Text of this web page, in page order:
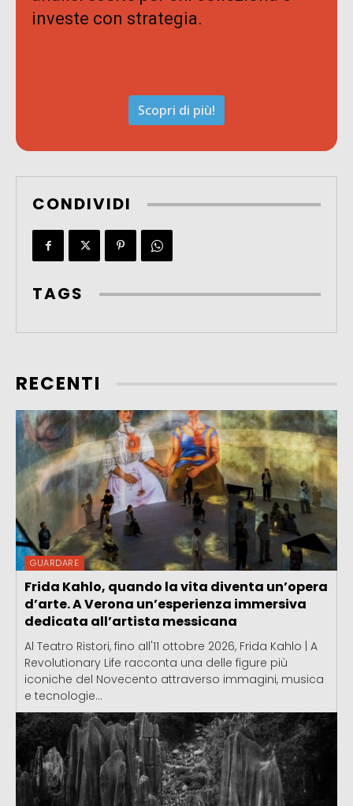
investe con strategia.
Scopri di più!
CONDIVIDI
TAGS
RECENTI
GUARDARE
Frida Kahlo, quando la vita diventa un’opera
d’arte. A Verona un’esperienza immersiva
dedicata all’artista messicana
Al Teatro Ristori, fino all'11 ottobre 2026, Frida Kahlo | A
Revolutionary Life racconta una delle figure più
iconiche del Novecento attraverso immagini, musica
e tecnologie...